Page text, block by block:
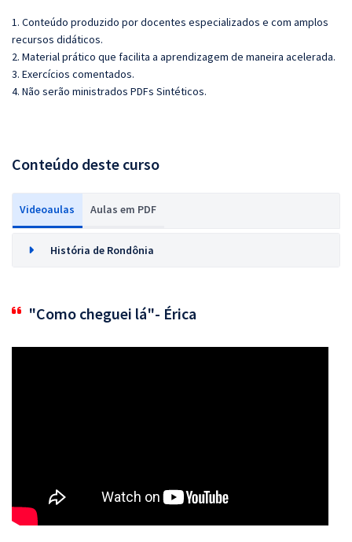
1. Conteúdo produzido por docentes especializados e com amplos
recursos didáticos.
2. Material prático que facilita a aprendizagem de maneira acelerada.
3. Exercícios comentados.
4. Não serão ministrados PDFs Sintéticos.
Conteúdo deste curso
Videoaulas Aulas em PDF
História de Rondônia
"Como cheguei lá"- Érica